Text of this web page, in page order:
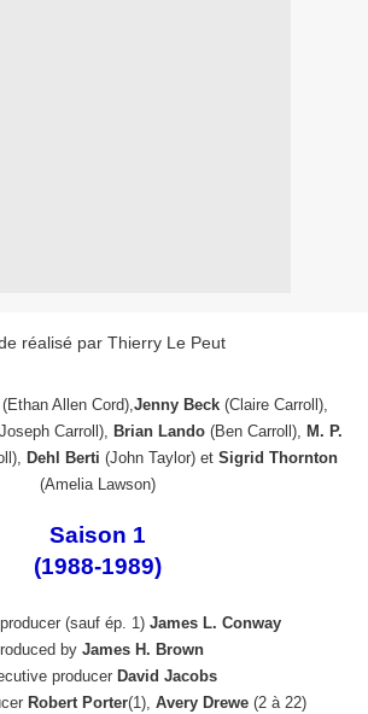
réalisé par Thierry Le Peut
(Ethan Allen Cord),Jenny Beck (Claire Carroll),
Carroll), Brian Lando (Ben Carroll), M. P.
Dehl Berti (John Taylor) et Sigrid Thornton
(Amelia Lawson)
Saison 1
(1988-1989)
(sauf ép. 1) James L. Conway
by James H. Brown
producer David Jacobs
Robert Porter(1), Avery Drewe (2 à 22)